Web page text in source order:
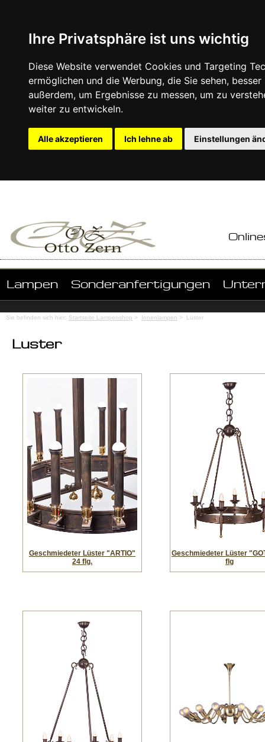
Ihre Privatsphäre ist uns wichtig
Diese Website verwendet Cookies und Targeting
ermöglichen und die Werbung, die Sie sehen,
außerdem, um Ergebnisse zu messen, um zu
weiter zu entwickeln.
Alle akzeptieren Ich lehne ab Einstellungen
Lampen Sonderanfertigungen
Sie befinden sich hier: Startseite Lampenshop > Innenlampen > Lüster
Lüster
Geschmiedeter Lüster "ARTIO"
24 flg.
Geschmiedeter Lüster
flg